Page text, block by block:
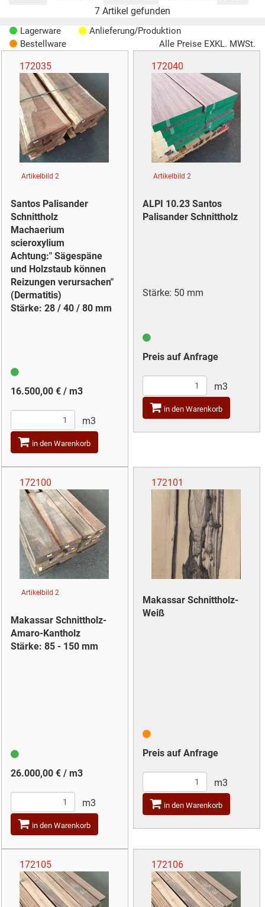
7 Artikel gefunden
Lagerware
Anlieferung/Produktion
Bestellware
Alle Preise EXKL. MWSt.
172035
Artikelbild 2
Santos Palisander
Schnittholz
Machaerium
scieroxylium
Achtung:" Sägespäne
und Holzstaub können
Reizungen verursachen"
(Dermatitis)
Stärke: 28 / 40 / 80 mm
16.500,00 € / m3
m3
in den Warenkorb
172040
Artikelbild 2
ALPI 10.23 Santos
Palisander Schnittholz
Stärke: 50 mm
Preis auf Anfrage
m3
in den Warenkorb
172100
Artikelbild 2
Makassar Schnittholz-
Amaro-Kantholz
Stärke: 85 - 150 mm
26.000,00 € / m3
m3
in den Warenkorb
172101
Makassar Schnittholz-
Weiß
Preis auf Anfrage
m3
in den Warenkorb
172105 172106